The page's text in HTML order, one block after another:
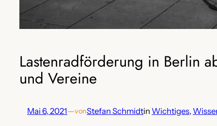
Lastenradförderung in Berlin
und Vereine
Mai 6, 2021—vonStefan Schmidtin Wichtiges,